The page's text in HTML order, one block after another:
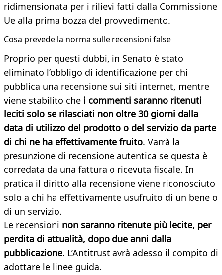
ridimensionata per i rilievi fatti dalla Commissione
Ue alla prima bozza del provvedimento.
Cosa prevede la norma sulle recensioni false
Proprio per questi dubbi, in Senato è stato
eliminato l’obbligo di identificazione per chi
pubblica una recensione sui siti internet, mentre
viene stabilito che i commenti saranno ritenuti
leciti solo se rilasciati non oltre 30 giorni dalla
data di utilizzo del prodotto o del servizio da parte
di chi ne ha effettivamente fruito. Varrà la
presunzione di recensione autentica se questa è
corredata da una fattura o ricevuta fiscale. In
pratica il diritto alla recensione viene riconosciuto
solo a chi ha effettivamente usufruito di un bene o
di un servizio.
Le recensioni non saranno ritenute più lecite, per
perdita di attualità, dopo due anni dalla
pubblicazione. L’Antitrust avrà adesso il compito di
adottare le linee guida.